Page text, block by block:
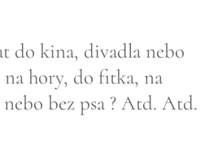
do kina, divadla nebo
hory, do fitka, na
bez psa ? Atd. Atd.